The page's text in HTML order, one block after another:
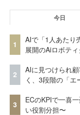
今日
1
AIで「1人あたり
展開のAiロボテ
2
AIに見つけられ
く、3段階の「
3
ECのKPIで一喜
い役割分担〜